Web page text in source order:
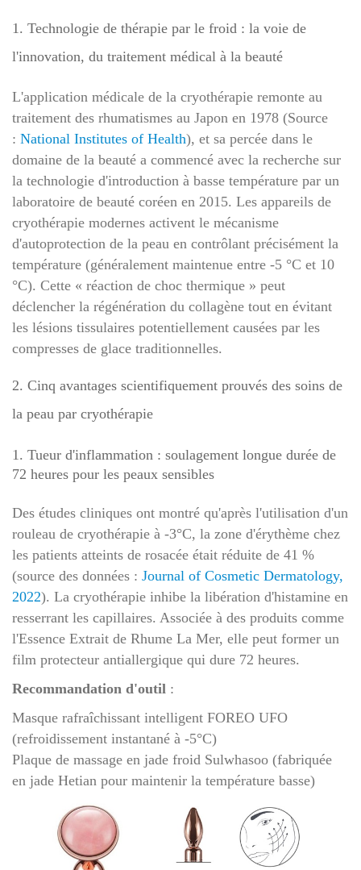
1. Technologie de thérapie par le froid : la voie de
l'innovation, du traitement médical à la beauté
L'application médicale de la cryothérapie remonte au
traitement des rhumatismes au Japon en 1978 (Source
: National Institutes of Health), et sa percée dans le
domaine de la beauté a commencé avec la recherche sur
la technologie d'introduction à basse température par un
laboratoire de beauté coréen en 2015. Les appareils de
cryothérapie modernes activent le mécanisme
d'autoprotection de la peau en contrôlant précisément la
température (généralement maintenue entre -5 °C et 10
°C). Cette « réaction de choc thermique » peut
déclencher la régénération du collagène tout en évitant
les lésions tissulaires potentiellement causées par les
compresses de glace traditionnelles.
2. Cinq avantages scientifiquement prouvés des soins de
la peau par cryothérapie
1. Tueur d'inflammation : soulagement longue durée de
72 heures pour les peaux sensibles
Des études cliniques ont montré qu'après l'utilisation d'un
rouleau de cryothérapie à -3°C, la zone d'érythème chez
les patients atteints de rosacée était réduite de 41 %
(source des données : Journal of Cosmetic Dermatology,
2022). La cryothérapie inhibe la libération d'histamine en
resserrant les capillaires. Associée à des produits comme
l'Essence Extrait de Rhume La Mer, elle peut former un
film protecteur antiallergique qui dure 72 heures.
Recommandation d'outil :
Masque rafraîchissant intelligent FOREO UFO
(refroidissement instantané à -5°C)
Plaque de massage en jade froid Sulwhasoo (fabriquée
en jade Hetian pour maintenir la température basse)